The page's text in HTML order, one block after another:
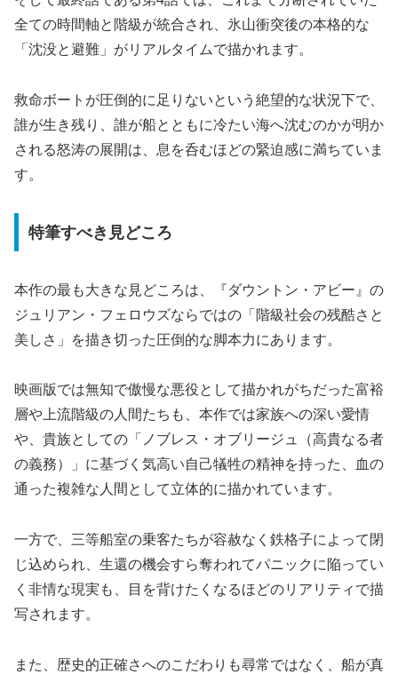
全ての時間軸と階級が統合され、氷山衝突後の本格的な
「沈没と避難」がリアルタイムで描かれます。
救命ボートが圧倒的に足りないという絶望的な状況下で、
誰が生き残り、誰が船とともに冷たい海へ沈むのかが明か
される怒涛の展開は、息を呑むほどの緊迫感に満ちていま
す。
特筆すべき見どころ
本作の最も大きな見どころは、『ダウントン・アビー』の
ジュリアン・フェロウズならではの「階級社会の残酷さと
美しさ」を描き切った圧倒的な脚本力にあります。
映画版では無知で傲慢な悪役として描かれがちだった富裕
層や上流階級の人間たちも、本作では家族への深い愛情
や、貴族としての「ノブレス・オブリージュ（高貴なる者
の義務）」に基づく気高い自己犠牲の精神を持った、血の
通った複雑な人間として立体的に描かれています。
一方で、三等船室の乗客たちが容赦なく鉄格子によって閉
じ込められ、生還の機会すら奪われてパニックに陥ってい
く非情な現実も、目を背けたくなるほどのリアリティで描
写されます。
また、歴史的正確さへのこだわりも尋常ではなく、船が真